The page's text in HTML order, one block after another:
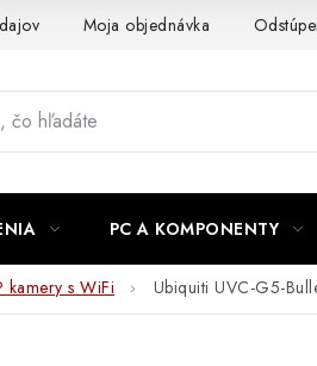
Moja objednávka
PC A KOMPONENTY
kamery s WiFi Ubiquiti UVC-G5-